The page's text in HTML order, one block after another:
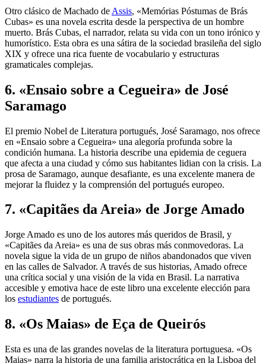
Otro clásico de Machado de Assis, «Memórias Póstumas de Brás
Cubas» es una novela escrita desde la perspectiva de un hombre
muerto. Brás Cubas, el narrador, relata su vida con un tono irónico y
humorístico. Esta obra es una sátira de la sociedad brasileña del siglo
XIX y ofrece una rica fuente de vocabulario y estructuras
gramaticales complejas.
6. «Ensaio sobre a Cegueira» de José
Saramago
El premio Nobel de Literatura portugués, José Saramago, nos ofrece
en «Ensaio sobre a Cegueira» una alegoría profunda sobre la
condición humana. La historia describe una epidemia de ceguera
que afecta a una ciudad y cómo sus habitantes lidian con la crisis. La
prosa de Saramago, aunque desafiante, es una excelente manera de
mejorar la fluidez y la comprensión del portugués europeo.
7. «Capitães da Areia» de Jorge Amado
Jorge Amado es uno de los autores más queridos de Brasil, y
«Capitães da Areia» es una de sus obras más conmovedoras. La
novela sigue la vida de un grupo de niños abandonados que viven
en las calles de Salvador. A través de sus historias, Amado ofrece
una crítica social y una visión de la vida en Brasil. La narrativa
accesible y emotiva hace de este libro una excelente elección para
los estudiantes de portugués.
8. «Os Maias» de Eça de Queirós
Esta es una de las grandes novelas de la literatura portuguesa. «Os
Maias» narra la historia de una familia aristocrática en la Lisboa del